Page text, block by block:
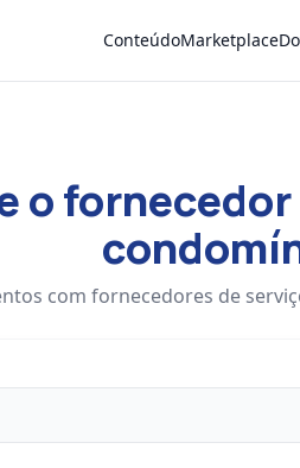
ConteúdoMarketplace
o
com fornecedores de